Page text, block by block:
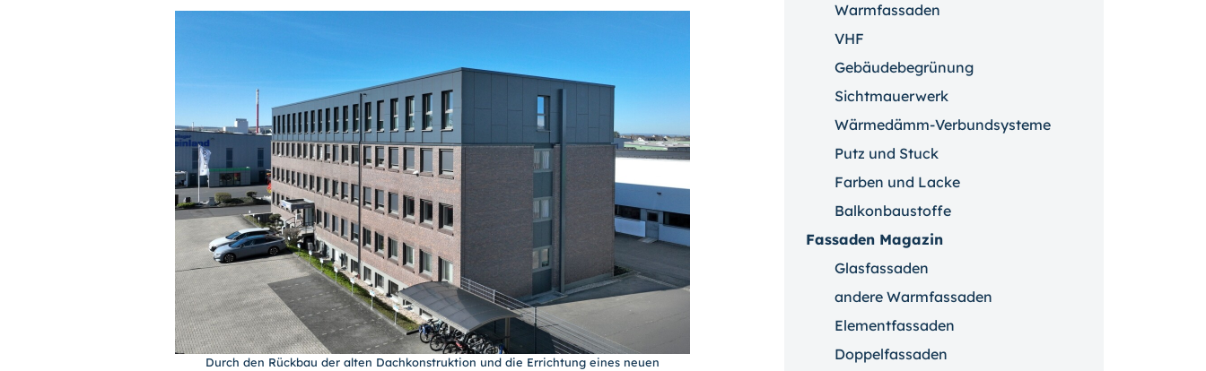
Durch den Rückbau der alten Dachkonstruktion und die Errichtung eines neuen
Warmfassaden
VHF
Gebäudebegrünung
Sichtmauerwerk
Wärmedämm-Verbundsysteme
Putz und Stuck
Farben und Lacke
Balkonbaustoffe
Fassaden Magazin
Glasfassaden
andere Warmfassaden
Elementfassaden
Doppelfassaden